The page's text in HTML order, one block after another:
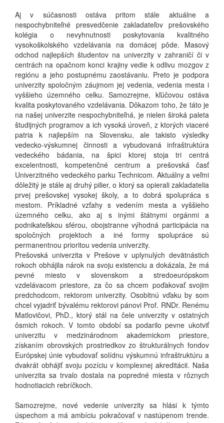
Aj v súčasnosti ostáva pritom stále aktuálne a
nespochybniteľné presvedčenie zakladateľov prešovského
kolégia o nevyhnutnosti poskytovania kvalitného
vysokoškolského vzdelávania na domácej pôde. Masový
odchod najlepších študentov na univerzity v zahraničí či v
centrách na opačnom konci krajiny vedie k odlivu mozgov z
regiónu a jeho postupnému zaostávaniu. Preto je podpora
univerzity spoločným záujmom jej vedenia, vedenia mesta i
vyššieho územného celku. Samozrejme, kľúčovou ostáva
kvalita poskytovaného vzdelávania. Dôkazom toho, že táto je
na našej univerzite nespochybniteľná, je nielen široká paleta
študijných programov a ich vysoká úroveň, z ktorých viaceré
patria k najlepším na Slovensku, ale takisto výsledky
vedecko-výskumnej činnosti a vybudovaná infraštruktúra
vedeckého bádania, na špici ktorej stoja tri centrá
excelentnosti, kompetenčné centrum a prešovská časť
Univerzitného vedeckého parku Technicom. Aktuálny a veľmi
dôležitý je stále aj druhý pilier, o ktorý sa opierali zakladatelia
prvej prešovskej vysokej školy, a to dobrá spolupráca s
mestom. Príkladné vzťahy s vedením mesta a vyššieho
územného celku, ako aj s inými štátnymi orgánmi a
podnikateľskou sférou, obojstranne výhodná participácia na
spoločných projektoch a iné formy spolupráce sú
permanentnou prioritou vedenia univerzity.
Prešovská univerzita v Prešove v uplynulých devätnástich
rokoch obhájila nárok na svoju existenciu a dokázala, že má
pevné miesto v slovenskom a stredoeurópskom
vzdelávacom priestore, za čo sa chcem poďakovať svojim
predchodcom, rektorom univerzity. Osobitnú vďaku by som
chcel vyjadriť bývalému rektorovi pánovi Prof. RNDr. Renému
Matlovičovi, PhD., ktorý stál na čele univerzity v ostatných
ôsmich rokoch. V tomto období sa podarilo pevne ukotviť
univerzitu v medzinárodnom akademickom priestore,
získaním obrovských prostriedkov zo štrukturálnych fondov
Európskej únie vybudovať solídnu výskumnú infraštruktúru a
dvakrát obhájiť svoju pozíciu v komplexnej akreditácii. Naša
univerzita sa trvalo dostala na popredné miesta v rôznych
hodnotiacich rebríčkoch.
Samozrejme, nové vedenie univerzity sa hlási k týmto
úspechom a má ambíciu pokračovať v nastúpenom trende.